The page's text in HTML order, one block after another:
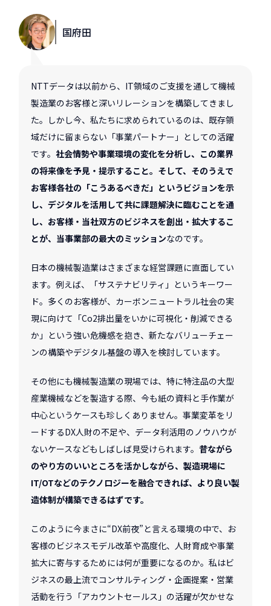
国府田
NTTデータは以前から、IT領域のご支援を通して機械
製造業のお客様と深いリレーションを構築してきまし
た。しかし今、私たちに求められているのは、既存領
域だけに留まらない「事業パートナー」としての活躍
です。社会情勢や事業環境の変化を分析し、この業界
の将来像を予見・提示すること。そして、そのうえで
お客様各社の「こうあるべきだ」というビジョンを示
し、デジタルを活用して共に課題解決に臨むことを通
し、お客様・当社双方のビジネスを創出・拡大するこ
とが、当事業部の最大のミッションなのです。
日本の機械製造業はさまざまな経営課題に直面してい
ます。例えば、「サステナビリティ」というキーワー
ド。多くのお客様が、カーボンニュートラル社会の実
現に向けて「Co2排出量をいかに可視化・削減できる
か」という強い危機感を抱き、新たなバリューチェー
ンの構築やデジタル基盤の導入を検討しています。
その他にも機械製造業の現場では、特に特注品の大型
産業機械などを製造する際、今も紙の資料と手作業が
中心というケースも珍しくありません。事業変革をリ
ードするDX人財の不足や、データ利活用のノウハウが
ないケースなどもしばしば見受けられます。昔ながら
のやり方のいいところを活かしながら、製造現場に
IT/OTなどのテクノロジーを融合できれば、より良い製
造体制が構築できるはずです。
このように今まさに“DX前夜”と言える環境の中で、お
客様のビジネスモデル改革や高度化、人財育成や事業
拡大に寄与するためには何が重要になるのか。私はビ
ジネスの最上流でコンサルティング・企画提案・営業
活動を行う「アカウントセールス」の活躍が欠かせな